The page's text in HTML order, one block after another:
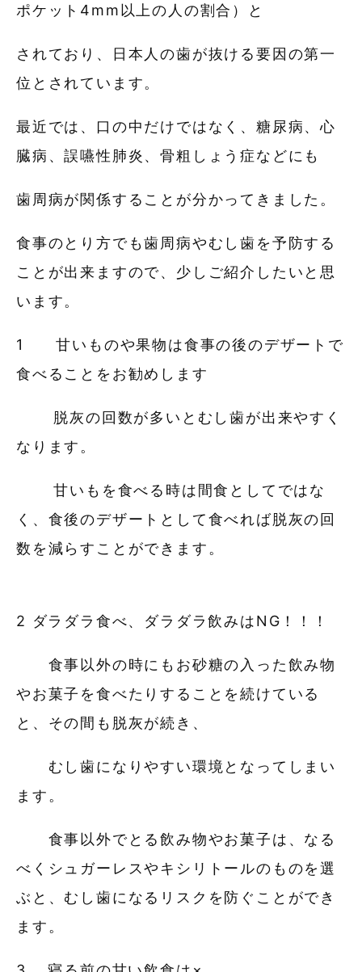
ポケット4mm以上の人の割合）と
されており、日本人の歯が抜ける要因の第一
位とされています。
最近では、口の中だけではなく、糖尿病、心
臓病、誤嚥性肺炎、骨粗しょう症などにも
歯周病が関係することが分かってきました。
食事のとり方でも歯周病やむし歯を予防する
ことが出来ますので、少しご紹介したいと思
います。
1 甘いものや果物は食事の後のデザートで
食べることをお勧めします
脱灰の回数が多いとむし歯が出来やすく
なります。
甘いもを食べる時は間食としてではな
く、食後のデザートとして食べれば脱灰の回
数を減らすことができます。
2 ダラダラ食べ、ダラダラ飲みはNG！！！
食事以外の時にもお砂糖の入った飲み物
やお菓子を食べたりすることを続けている
と、その間も脱灰が続き、
むし歯になりやすい環境となってしまい
ます。
食事以外でとる飲み物やお菓子は、なる
べくシュガーレスやキシリトールのものを選
ぶと、むし歯になるリスクを防ぐことができ
ます。